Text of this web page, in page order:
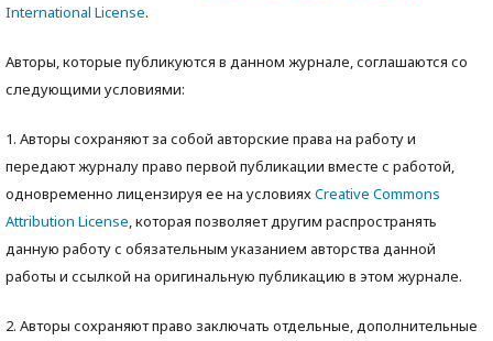
International License.
Авторы, которые публикуются в данном журнале, соглашаются со
следующими условиями:
1. Авторы сохраняют за собой авторские права на работу и
передают журналу право первой публикации вместе с работой,
одновременно лицензируя ее на условияхCreative Commons
Attribution License, которая позволяет другим распространять
данную работу с обязательным указанием авторства данной
работы и ссылкой на оригинальную публикацию в этом журнале.
2. Авторы сохраняют право заключать отдельные, дополнительные